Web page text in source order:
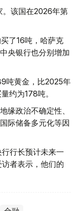
。该国在2026年第
了16吨，哈萨克
央银行也分别增加
吨黄金，比2025年
约为178吨。
缘政治不确定性、
际储备多元化等因
行长预计未来一
者表示，他们的